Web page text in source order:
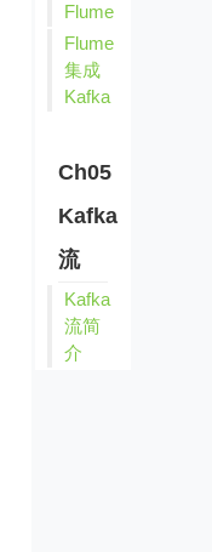
Flume
Flume
集成
Kafka
Ch05
Kafka
流
Kafka
流简
介